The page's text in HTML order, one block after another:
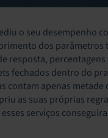
o seu desempenho
dos parâmetros
resposta, percentagens
fechados dentro do
contam apenas metade
as suas próprias
serviços